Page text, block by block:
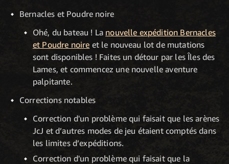
Bernacles et Poudre noire
Ohé, du bateau ! La nouvelle expédition Bernacles
et Poudre noire et le nouveau lot de mutations
sont disponibles ! Faites un détour par les Îles des
Lames, et commencez une nouvelle aventure
palpitante.
Corrections notables
Correction d'un problème qui faisait que les arènes
JcJ et d’autres modes de jeu étaient comptés dans
les limites d’expéditions.
Correction d'un problème qui faisait que la